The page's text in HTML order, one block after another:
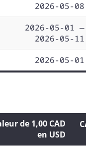
2026-05-08
2026-05-01 —
2026-05-11
2026-05-01
de 1,00 CAD
en USD